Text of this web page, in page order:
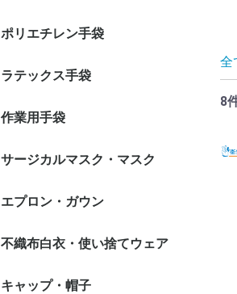
ビニール手袋 パウダ
ビニール手袋 粉付き
ビニール手袋 調理
ビニール手袋 クリー
ポリエチレン手袋
ポリエチレン手袋 内
ポリエチレン手袋 外
ポリエチレン手袋 型
ポリエチレン手袋 カ
ポリエチレン手袋 ロ
ポリエチレン手袋
ラテックス手袋
ラテックス手袋 パウ
ラテックス手袋 粉付
ラテックス手袋 ロン
作業用手袋
インナー手袋
スムス手袋
耐切創手袋
軍手
ウレタン・背抜き手袋
ニトリル・背抜き手袋
ビニール・背抜き手袋
ラテックス・背抜き手
腕カバー付 手袋
サージカルマスク・マスク
2層マスク
3層(サージカル)マスク
4層(活性炭)マスク
N-95マスク(NIOSH N95
防塵（防じん）マスク
エプロン・ガウン
袖なしエプロン
袖付きエプロン・ガウ
食事用エプロン
不織布白衣・使い捨てウェア
キャップ・帽子
全
8